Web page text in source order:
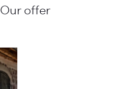
Our offer